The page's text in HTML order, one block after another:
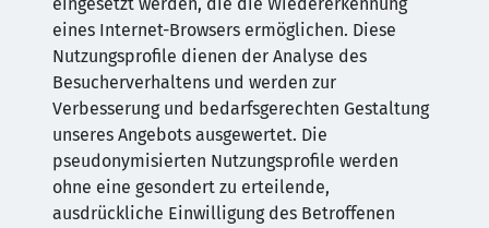
eines Internet-Browsers ermöglichen. Diese
Nutzungsprofile dienen der Analyse des
Besucherverhaltens und werden zur
Verbesserung und bedarfsgerechten Gestaltung
unseres Angebots ausgewertet. Die
pseudonymisierten Nutzungsprofile werden
ohne eine gesondert zu erteilende,
ausdrückliche Einwilligung des Betroffenen